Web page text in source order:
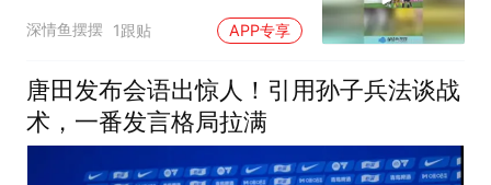
了
深情鱼摆摆 1跟贴 APP专享
唐田发布会语出惊人！引用孙子兵法谈战
术，一番发言格局拉满